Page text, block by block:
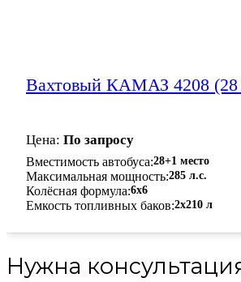
Вахтовый КАМАЗ 4208
Цена: По запросу
Вместимость автобуса 28+1 место
Максимальная мощность 285 л.с.
Колёсная формула 6x6
Емкость топливных баков 2х210 л
Нужна